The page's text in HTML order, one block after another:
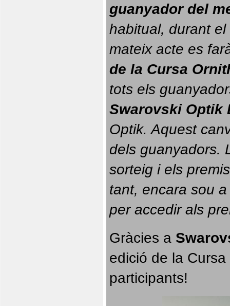
guanyador del
habitual, durant el
mateix acte es
de la Cursa
tots els
Swarovski Optik
Optik. Aquest
dels guanyadors.
sorteig i els
tant, encara sou
per accedir als
Gràcies a
edició de la
participants!